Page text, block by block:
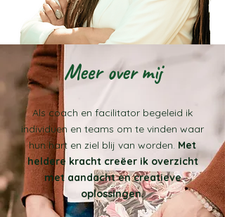
Meer over mij
Als coach en facilitator begeleid ik
individuen en teams om te vinden waar
hun hart en ziel blij van worden. Met
heldere kracht creëer ik overzicht
met aandacht en creatieve
oplossingen.